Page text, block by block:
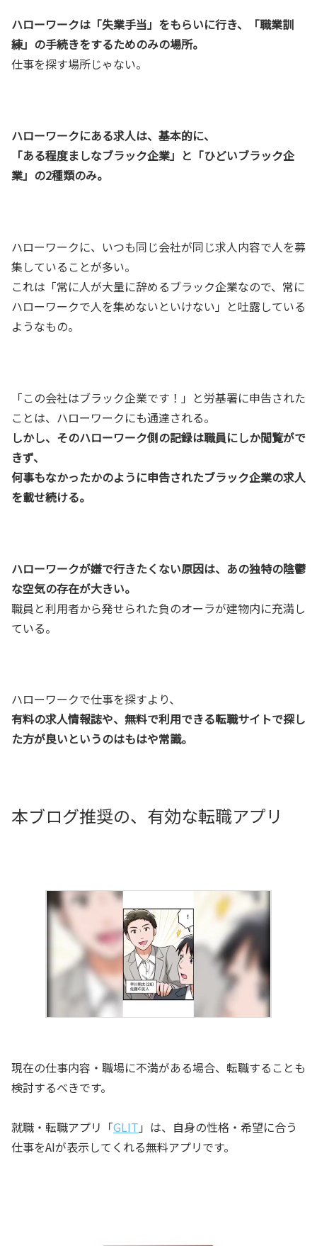
ハローワークは「失業手当」をもらいに行き、「職業訓
練」の手続きをするためのみの場所。
仕事を探す場所じゃない。
ハローワークにある求人は、基本的に、
「ある程度ましなブラック企業」と「ひどいブラック企
業」の2種類のみ。
ハローワークに、いつも同じ会社が同じ求人内容で人を募
集していることが多い。
これは「常に人が大量に辞めるブラック企業なので、常に
ハローワークで人を集めないといけない」と吐露している
ようなもの。
「この会社はブラック企業です！」と労基署に申告された
ことは、ハローワークにも通達される。
しかし、そのハローワーク側の記録は職員にしか閲覧がで
きず、
何事もなかったかのように申告されたブラック企業の求人
を載せ続ける。
ハローワークが嫌で行きたくない原因は、あの独特の陰鬱
な空気の存在が大きい。
職員と利用者から発せられた負のオーラが建物内に充満し
ている。
ハローワークで仕事を探すより、
有料の求人情報誌や、無料で利用できる転職サイトで探し
た方が良いというのはもはや常識。
本ブログ推奨の、有効な転職アプリ
現在の仕事内容・職場に不満がある場合、転職することも
検討するべきです。
就職・転職アプリ「GLIT 」は、自身の性格・希望に合う
仕事をAIが表示してくれる無料アプリです。